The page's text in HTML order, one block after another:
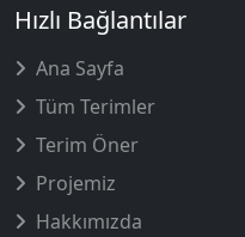
Hızlı Bağlantılar
Ana Sayfa
Tüm Terimler
Terim Öner
Projemiz
Hakkımızda